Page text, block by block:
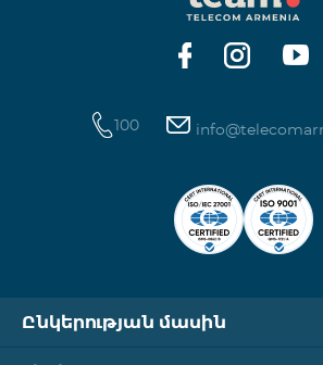
100
Ընկերության մասին